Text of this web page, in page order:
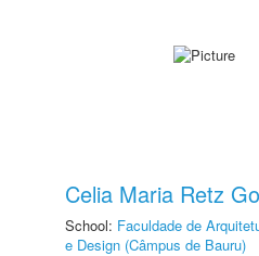
Celia Maria Retz
School: Faculdade de
e Design (Câmpus de Bauru)